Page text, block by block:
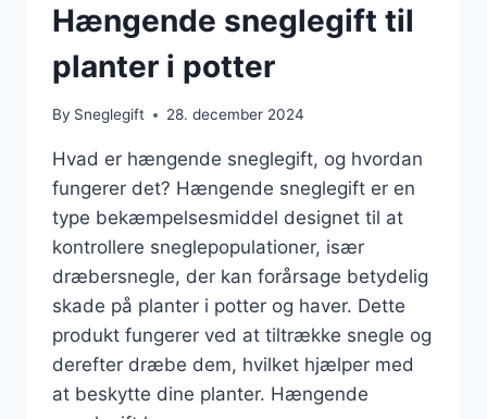
Hængende sneglegift til
planter i potter
By Sneglegift 28. december 2024
Hvad er hængende sneglegift, og hvordan
fungerer det? Hængende sneglegift er en
type bekæmpelsesmiddel designet til at
kontrollere sneglepopulationer, især
dræbersnegle, der kan forårsage betydelig
skade på planter i potter og haver. Dette
produkt fungerer ved at tiltrække snegle og
derefter dræbe dem, hvilket hjælper med
at beskytte dine planter. Hængende